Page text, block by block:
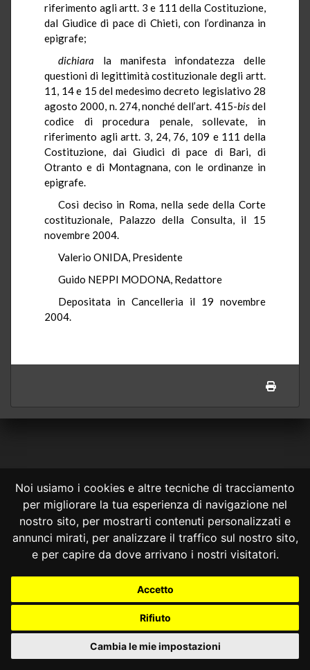
Noi usiamo i cookies e altre tecniche di tracciamento
per migliorare la tua esperienza di navigazione nel
nostro sito, per mostrarti contenuti personalizzati e
annunci mirati, per analizzare il traffico sul nostro sito,
e per capire da dove arrivano i nostri visitatori.
Accetto
Rifiuto
Cambia le mie impostazioni
riferimento agli artt. 3 e 111 della Costituzione,
dal Giudice di pace di Chieti, con l’ordinanza in
epigrafe;
dichiara la manifesta infondatezza delle
questioni di legittimità costituzionale degli artt.
11, 14 e 15 del medesimo decreto legislativo 28
agosto 2000, n. 274, nonché dell’art. 415-bisdel
codice di procedura penale, sollevate, in
riferimento agli artt. 3, 24, 76, 109 e 111 della
Costituzione, dai Giudici di pace di Bari, di
Otranto e di Montagnana, con le ordinanze in
epigrafe.
Così deciso in Roma, nella sede della Corte
costituzionale, Palazzo della Consulta, il 15
novembre 2004.
Valerio ONIDA, Presidente
Guido NEPPI MODONA, Redattore
Depositata in Cancelleria il 19 novembre
2004.
CONSULTA ONLINE DAL 1995 -NOTE LEGALI
Consulta OnLine non ha prodotto e non è responsabile per i contenuti e
le informazioni legali di siti collegati.
costituisce una relazione di consulenza legale.
Nessuno deve confidare o agire in base alle informazioni disponibili in
info@giurcost.org| Giurisprudenza Costituzionale|
Consulta OnLine| @giurcost